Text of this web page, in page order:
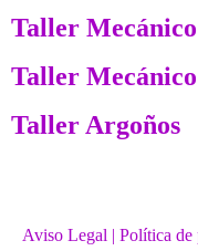
Taller
Taller
Taller Argoños
Aviso Legal | Política de